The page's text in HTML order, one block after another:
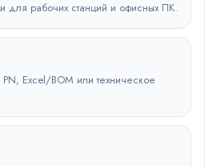
для рабочих станций и офисных ПК.
Excel/BOM или техническое